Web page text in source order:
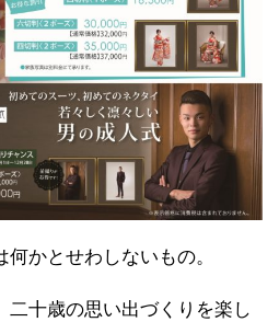
かとせわしないもの。
二十歳の思い出づくりを楽し